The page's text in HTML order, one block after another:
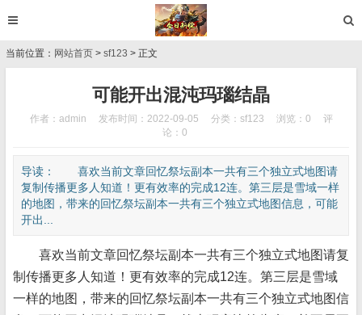
当前位置： 网站首页 > sf123 > 正文
可能开出混沌玛瑙结晶
作者：admin 发布时间：2022-09-05 分类： sf123 浏览：0
评
论：0
导读： 喜欢当前文章回忆祭坛副本一共有三个独立式地图请
复制传播更多人知道！更有效率的完成12连。第三层是雪域一样
的地图，带来的回忆祭坛副本一共有三个独立式地图信息，可能
开出...
喜欢当前文章回忆祭坛副本一共有三个独立式地图请复
制传播更多人知道！更有效率的完成12连。第三层是雪域
一样的地图，带来的回忆祭坛副本一共有三个独立式地图信